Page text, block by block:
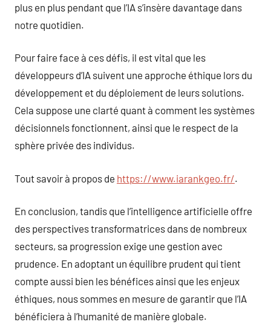
plus en plus pendant que l’IA s’insère davantage dans
notre quotidien.
Pour faire face à ces défis, il est vital que les
développeurs d’IA suivent une approche éthique lors du
développement et du déploiement de leurs solutions.
Cela suppose une clarté quant à comment les systèmes
décisionnels fonctionnent, ainsi que le respect de la
sphère privée des individus.
Tout savoir à propos de https://www.iarankgeo.fr/.
En conclusion, tandis que l’intelligence artificielle offre
des perspectives transformatrices dans de nombreux
secteurs, sa progression exige une gestion avec
prudence. En adoptant un équilibre prudent qui tient
compte aussi bien les bénéfices ainsi que les enjeux
éthiques, nous sommes en mesure de garantir que l’IA
bénéficiera à l’humanité de manière globale.